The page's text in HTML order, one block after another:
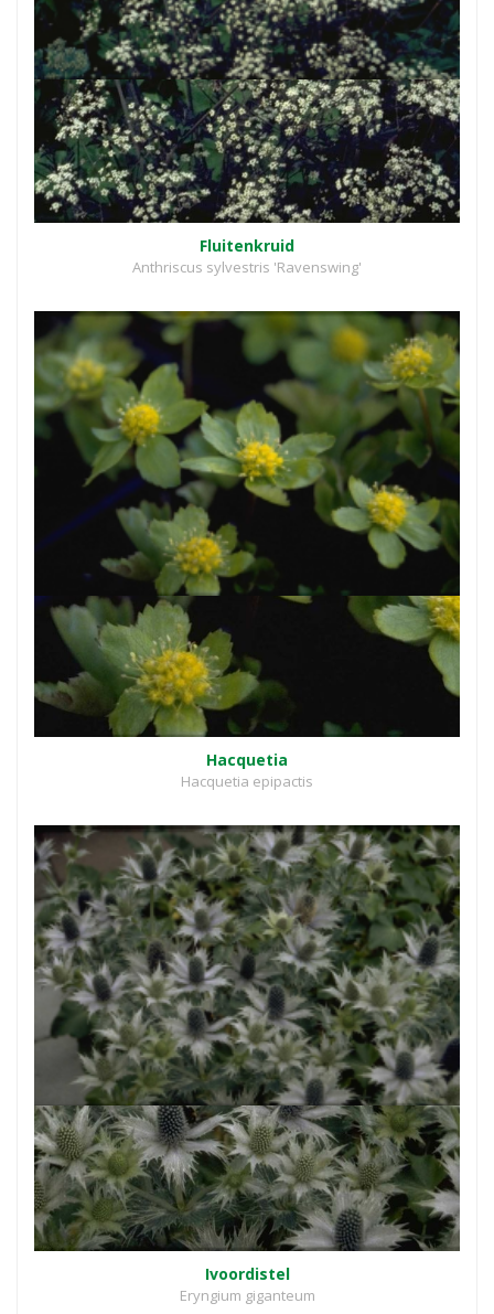
Fluitenkruid
Anthriscus sylvestris 'Ravenswing'
Hacquetia
Hacquetia epipactis
Ivoordistel
Eryngium giganteum